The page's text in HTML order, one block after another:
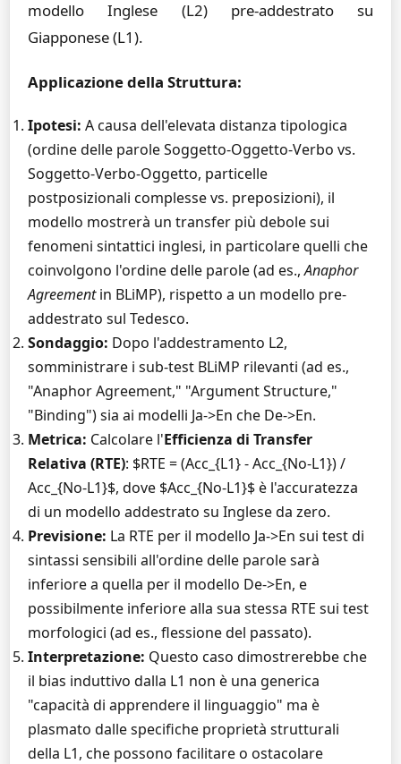
modello Inglese (L2) pre-addestrato su
Giapponese (L1).
Applicazione della Struttura:
Ipotesi: A causa dell'elevata distanza tipologica
(ordine delle parole Soggetto-Oggetto-Verbo vs.
Soggetto-Verbo-Oggetto, particelle
postposizionali complesse vs. preposizioni), il
modello mostrerà un transfer più debole sui
fenomeni sintattici inglesi, in particolare quelli che
coinvolgono l'ordine delle parole (ad es.,Anaphor
Agreementin BLiMP), rispetto a un modello pre-
addestrato sul Tedesco.
Sondaggio: Dopo l'addestramento L2,
somministrare i sub-test BLiMP rilevanti (ad es.,
"Anaphor Agreement," "Argument Structure,"
"Binding") sia ai modelli Ja->En che De->En.
Metrica: Calcolare l'Efficienza di Transfer
Relativa (RTE): $RTE = (Acc_{L1} - Acc_{No-L1}) /
Acc_{No-L1}$, dove $Acc_{No-L1}$ è l'accuratezza
di un modello addestrato su Inglese da zero.
Previsione: La RTE per il modello Ja->En sui test di
sintassi sensibili all'ordine delle parole sarà
inferiore a quella per il modello De->En, e
possibilmente inferiore alla sua stessa RTE sui test
morfologici (ad es., flessione del passato).
Interpretazione: Questo caso dimostrerebbe che
il bias induttivo dalla L1 non è una generica
"capacità di apprendere il linguaggio" ma è
plasmato dalle specifiche proprietà strutturali
della L1, che possono facilitare o ostacolare